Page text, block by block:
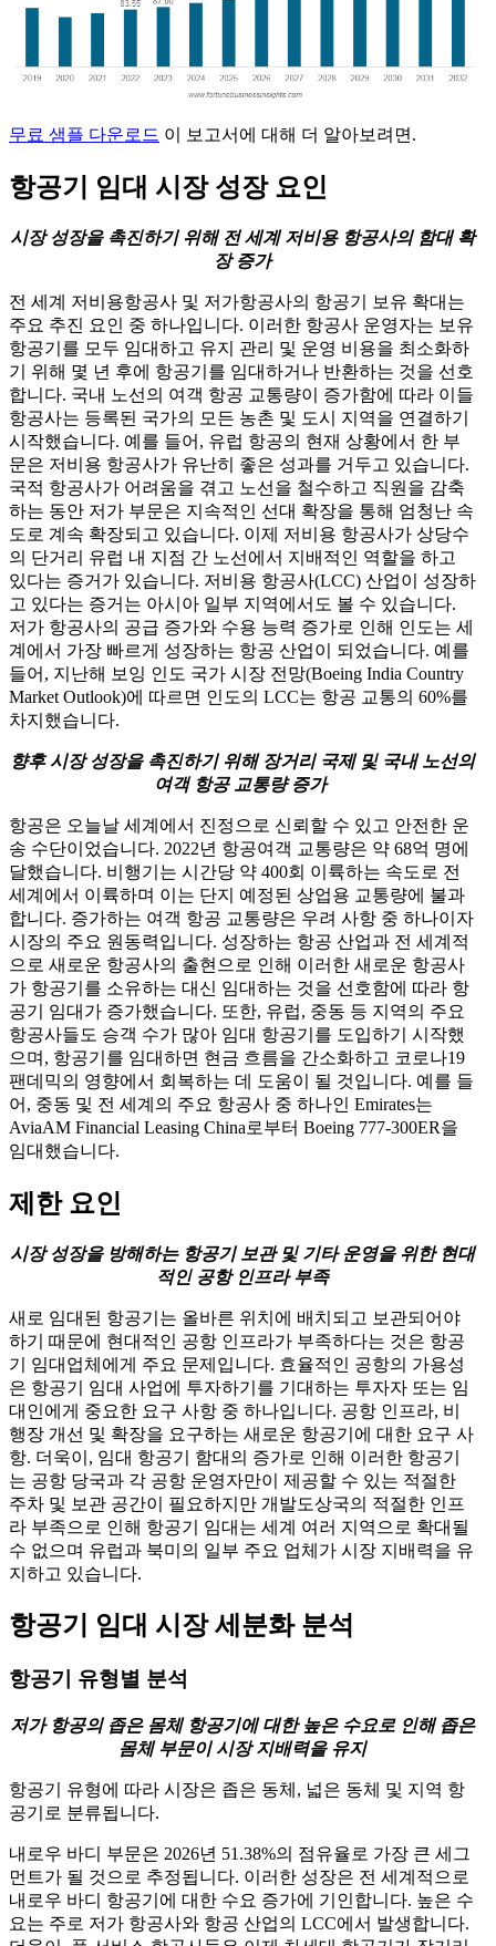
무료 샘플 다운로드 이 보고서에 대해 더 알아보려면.
항공기 임대 시장 성장 요인
시장 성장을 촉진하기 위해 전 세계 저비용 항공사의 함대 확
장 증가
전 세계 저비용항공사 및 저가항공사의 항공기 보유 확대는
주요 추진 요인 중 하나입니다. 이러한 항공사 운영자는 보유
항공기를 모두 임대하고 유지 관리 및 운영 비용을 최소화하
기 위해 몇 년 후에 항공기를 임대하거나 반환하는 것을 선호
합니다. 국내 노선의 여객 항공 교통량이 증가함에 따라 이들
항공사는 등록된 국가의 모든 농촌 및 도시 지역을 연결하기
시작했습니다. 예를 들어, 유럽 항공의 현재 상황에서 한 부
문은 저비용 항공사가 유난히 좋은 성과를 거두고 있습니다.
국적 항공사가 어려움을 겪고 노선을 철수하고 직원을 감축
하는 동안 저가 부문은 지속적인 선대 확장을 통해 엄청난 속
도로 계속 확장되고 있습니다. 이제 저비용 항공사가 상당수
의 단거리 유럽 내 지점 간 노선에서 지배적인 역할을 하고
있다는 증거가 있습니다. 저비용 항공사(LCC) 산업이 성장하
고 있다는 증거는 아시아 일부 지역에서도 볼 수 있습니다.
저가 항공사의 공급 증가와 수용 능력 증가로 인해 인도는 세
계에서 가장 빠르게 성장하는 항공 산업이 되었습니다. 예를
들어, 지난해 보잉 인도 국가 시장 전망(Boeing India Country
Market Outlook)에 따르면 인도의 LCC는 항공 교통의 60%를
차지했습니다.
향후 시장 성장을 촉진하기 위해 장거리 국제 및 국내 노선의
여객 항공 교통량 증가
항공은 오늘날 세계에서 진정으로 신뢰할 수 있고 안전한 운
송 수단이었습니다. 2022년 항공여객 교통량은 약 68억 명에
달했습니다. 비행기는 시간당 약 400회 이륙하는 속도로 전
세계에서 이륙하며 이는 단지 예정된 상업용 교통량에 불과
합니다. 증가하는 여객 항공 교통량은 우려 사항 중 하나이자
시장의 주요 원동력입니다. 성장하는 항공 산업과 전 세계적
으로 새로운 항공사의 출현으로 인해 이러한 새로운 항공사
가 항공기를 소유하는 대신 임대하는 것을 선호함에 따라 항
공기 임대가 증가했습니다. 또한, 유럽, 중동 등 지역의 주요
항공사들도 승객 수가 많아 임대 항공기를 도입하기 시작했
으며, 항공기를 임대하면 현금 흐름을 간소화하고 코로나19
팬데믹의 영향에서 회복하는 데 도움이 될 것입니다. 예를 들
어, 중동 및 전 세계의 주요 항공사 중 하나인 Emirates는
AviaAM Financial Leasing China로부터 Boeing 777-300ER을
임대했습니다.
제한 요인
시장 성장을 방해하는 항공기 보관 및 기타 운영을 위한 현대
적인 공항 인프라 부족
새로 임대된 항공기는 올바른 위치에 배치되고 보관되어야
하기 때문에 현대적인 공항 인프라가 부족하다는 것은 항공
기 임대업체에게 주요 문제입니다. 효율적인 공항의 가용성
은 항공기 임대 사업에 투자하기를 기대하는 투자자 또는 임
대인에게 중요한 요구 사항 중 하나입니다. 공항 인프라, 비
행장 개선 및 확장을 요구하는 새로운 항공기에 대한 요구 사
항. 더욱이, 임대 항공기 함대의 증가로 인해 이러한 항공기
는 공항 당국과 각 공항 운영자만이 제공할 수 있는 적절한
주차 및 보관 공간이 필요하지만 개발도상국의 적절한 인프
라 부족으로 인해 항공기 임대는 세계 여러 지역으로 확대될
수 없으며 유럽과 북미의 일부 주요 업체가 시장 지배력을 유
지하고 있습니다.
항공기 임대 시장 세분화 분석
항공기 유형별 분석
저가 항공의 좁은 몸체 항공기에 대한 높은 수요로 인해 좁은
몸체 부문이 시장 지배력을 유지
항공기 유형에 따라 시장은 좁은 동체, 넓은 동체 및 지역 항
공기로 분류됩니다.
내로우 바디 부문은 2026년 51.38%의 점유율로 가장 큰 세그
먼트가 될 것으로 추정됩니다. 이러한 성장은 전 세계적으로
내로우 바디 항공기에 대한 수요 증가에 기인합니다. 높은 수
요는 주로 저가 항공사와 항공 산업의 LCC에서 발생합니다.